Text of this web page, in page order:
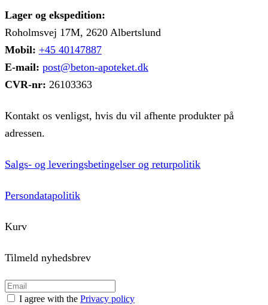
Lager og ekspedition:
Roholmsvej 17M, 2620 Albertslund
Mobil: +45 40147887
E-mail: post@beton-apoteket.dk
CVR-nr: 26103363
Kontakt os venligst, hvis du vil afhente produkter på
adressen.
Salgs- og leveringsbetingelser og returpolitik
Persondatapolitik
Kurv
Tilmeld nyhedsbrev
I agree with the Privacy policy